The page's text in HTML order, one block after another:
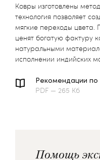
Ковры изготовлены
технология позволяет
мягкие переходы цвета.
ценят богатую фактуру
натуральными
исполнении индийских
Рекомендации по
PDF — 265 Кб
Помощь